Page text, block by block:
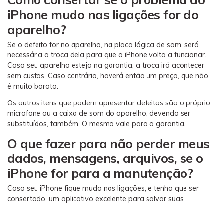
iPhone mudo nas ligações for do
aparelho?
Se o defeito for no aparelho, na placa lógica de som, será
necessária a troca dela para que o iPhone volta a funcionar.
Caso seu aparelho esteja na garantia, a troca irá acontecer
sem custos. Caso contrário, haverá então um preço, que não
é muito barato.
Os outros itens que podem apresentar defeitos são o próprio
microfone ou a caixa de som do aparelho, devendo ser
substituídos, também. O mesmo vale para a garantia.
O que fazer para não perder meus
dados, mensagens, arquivos, se o
iPhone for para a manutenção?
Caso seu iPhone fique mudo nas ligações, e tenha que ser
consertado, um aplicativo excelente para salvar suas